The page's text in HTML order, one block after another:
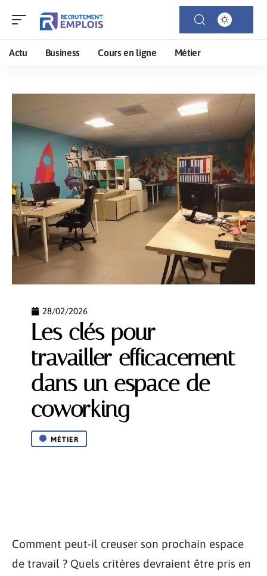
Actu Business Cours en ligne Métier
28/02/2026
Les clés pour
travailler efficacement
dans un espace de
coworking
MÉTIER
Comment peut-il creuser son prochain espace
de travail ? Quels critères devraient être pris en